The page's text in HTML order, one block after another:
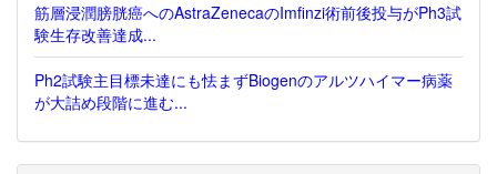
筋層浸潤膀胱癌へのAstraZenecaのImfinzi術前後投与がPh3試
験生存改善達成...
Ph2試験主目標未達にも怯まずBiogenのアルツハイマー病薬
が大詰め段階に進む...